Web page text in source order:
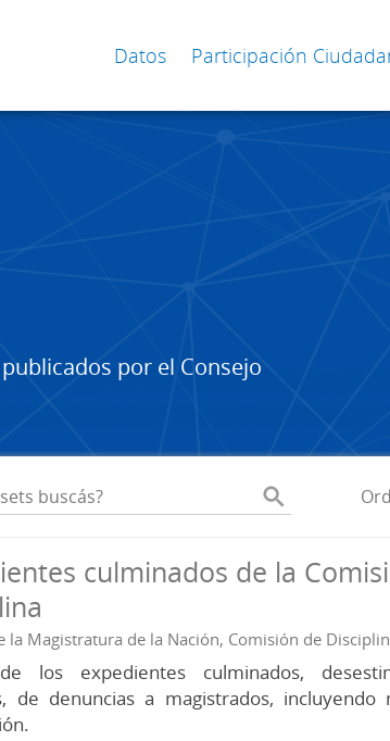
Datos Participación
por el Consejo
culminados de la
la Magistratura de la Nación, Comisión de
los expedientes culminados,
de denuncias a magistrados, incluyendo